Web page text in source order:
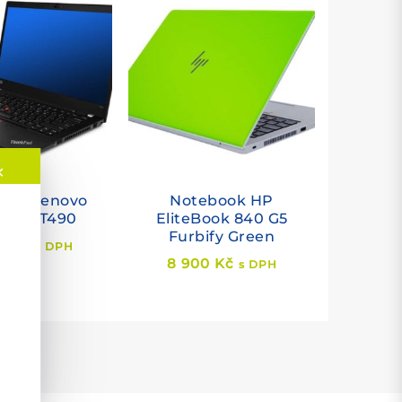
Lenovo
T490
s DPH
Notebook HP
EliteBook 840 G5
Furbify Green
8 900 Kč s DPH